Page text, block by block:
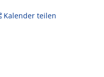
Kalender teilen